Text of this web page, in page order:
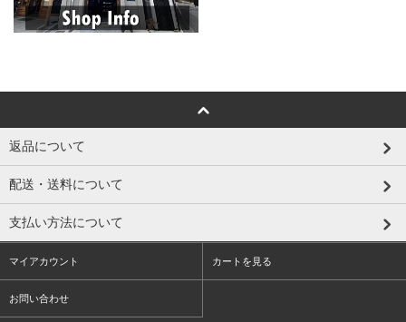
返品について
配送・送料について
支払い方法について
マイアカウント カートを見る
お問い合わせ